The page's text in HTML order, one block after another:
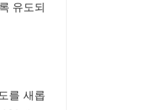
유도되
를 새롭